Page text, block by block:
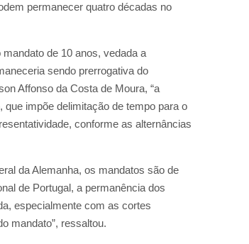
permanecer quatro décadas no
de 10 anos, vedada a
sendo prerrogativa do
Affonso da Costa de Moura, “a
impõe delimitação de tempo para o
conforme as alternâncias
da Alemanha, os mandatos são de
de Portugal, a permanência dos
especialmente com as cortes
mandato”, ressaltou.